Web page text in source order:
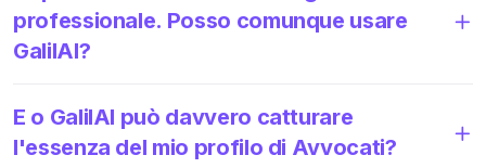
professionale. Posso comunque usare
GalilAI?
E o GalilAI può davvero catturare
l'essenza del mio profilo di Avvocati?